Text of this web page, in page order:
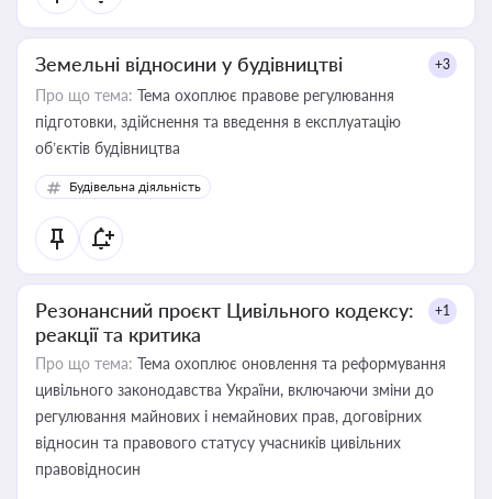
Земельні відносини у будівництві +3
Про що тема: Тема охоплює правове регулювання
підготовки, здійснення та введення в експлуатацію
об’єктів будівництва
Будівельна діяльність
Резонансний проєкт Цивільного кодексу:
реакції та критика
+1
Про що тема: Тема охоплює оновлення та реформування
цивільного законодавства України, включаючи зміни до
регулювання майнових і немайнових прав, договірних
відносин та правового статусу учасників цивільних
правовідносин